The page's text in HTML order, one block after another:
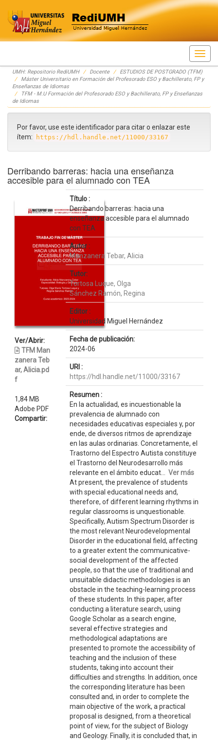
Skip
navigation
UMH: Repositorio RediUMH Docente
ESTUDIOS DE POSTGRADO (TFM)
Máster Universitario en Formación del Profesorado ESO y Bachillerato, FP y
Enseñanzas de Idiomas
TFM - M.U Formación del Profesorado ESO y Bachillerato, FP y Enseñanzas
de Idiomas
Por favor, use este identificador para citar o enlazar este
ítem:
https://hdl.handle.net/11000/33167
Derribando barreras: hacia una enseñanza
accesible para el alumnado con TEA
Ver/Abrir:
TFM Man
zanera Teb
ar, Alicia.pd
f
1,84 MB
Adobe PDF
Compartir:
Título :
Derribando barreras: hacia una
enseñanza accesible para el alumnado
con TEA
Autor :
Manzanera Tebar, Alicia
Tutor:
Tortosa Luque, Olga
Sánchez Ramón, Regina
Editor :
Universidad Miguel Hernández
Fecha de publicación:
2024-06
URI :
https://hdl.handle.net/11000/33167
Resumen :
En la actualidad, es incuestionable la
prevalencia de alumnado con
necesidades educativas especiales y, por
ende, de diversos ritmos de aprendizaje
en las aulas ordinarias. Concretamente, el
Trastorno del Espectro Autista constituye
el Trastorno del Neurodesarrollo más
relevante en el ámbito educat... Ver más
At present, the prevalence of students
with special educational needs and,
therefore, of different learning rhythms in
regular classrooms is unquestionable.
Specifically, Autism Spectrum Disorder is
the most relevant Neurodevelopmental
Disorder in the educational field, affecting
to a greater extent the communicative-
social development of the affected
people, so that the use of traditional and
unsuitable didactic methodologies is an
obstacle in the teaching-learning process
of these students. In this paper, after
conducting a literature search, using
Google Scholar as a search engine,
several effective strategies and
methodological adaptations are
presented to promote the accessibility of
teaching and the inclusion of these
students, taking into account their
difficulties and strengths. In addition, once
the corresponding literature has been
consulted and, in order to complete the
main objective of the work, a practical
proposal is designed, from a theoretical
point of view, for the subject of Biology
and Geology. Finally, it is concluded that, in